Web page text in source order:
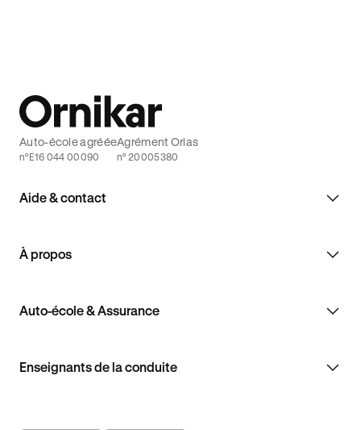
Aide & contact
À propos
Auto-école & Assurance
Enseignants de la conduite
Auto-école agréée
n°E16 044 00090
Agrément Orias
n° 20005380